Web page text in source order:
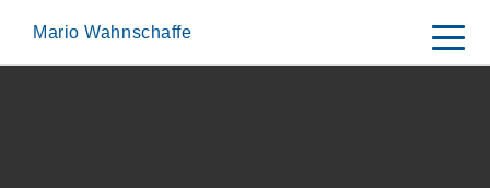
Mario Wahnschaffe